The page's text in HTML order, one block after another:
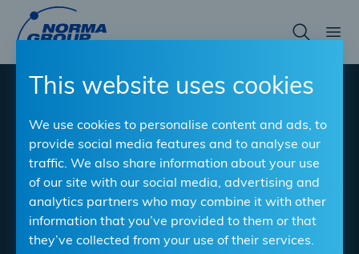
This website uses cookies
We use cookies to personalise content and ads, to
provide social media features and to analyse our
traffic. We also share information about your use
of our site with our social media, advertising and
analytics partners who may combine it with other
information that you’ve provided to them or that
they’ve collected from your use of their services.
content
NORMACLAMP
TORRO®
La fascetta stringitubo a vite senza fine più versatile
per applicazioni automobilistiche
Materiale : W1, W2, W3, W4, W5